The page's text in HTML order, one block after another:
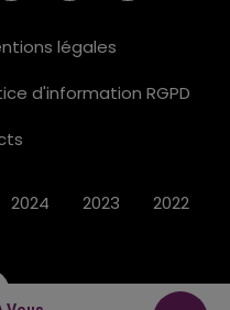
légales
d'information RGPD
2024 2023 2022